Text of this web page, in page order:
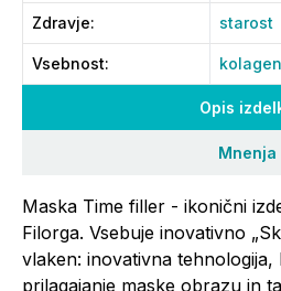
Opis
Mnenja
Maska Time filler - ikonični
Filorga. Vsebuje inovativno
vlaken: inovativna
prilagajanje maske obrazu in
Zdravje: starost
Vsebnost: kolagen